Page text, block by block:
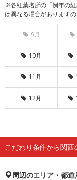
※各紅葉名所の「例年の紅
は異なる場合がありますの
9月
10月
11月
12月
こだわり条件から関西
周辺のエリア・都